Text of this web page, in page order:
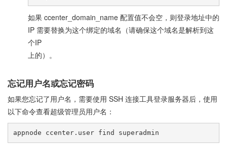
如果 ccenter_domain_name 配置值不会空，则登录地址中的
IP 需要替换为这个绑定的域名（请确保这个域名是解析到这
个IP
上的）。
忘记用户名或忘记密码
如果您忘记了用户名，需要使用 SSH 连接工具登录服务器后，使用
以下命令查看超级管理员用户名：